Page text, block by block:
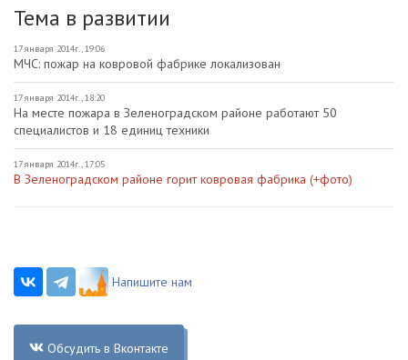
Тема в развитии
17 января 2014г., 19:06
МЧС: пожар на ковровой фабрике локализован
17 января 2014г., 18:20
На месте пожара в Зеленоградском районе работают 50
специалистов и 18 единиц техники
17 января 2014г., 17:05
В Зеленоградском районе горит ковровая фабрика (+фото)
Напишите нам
Обсудить в Вконтакте